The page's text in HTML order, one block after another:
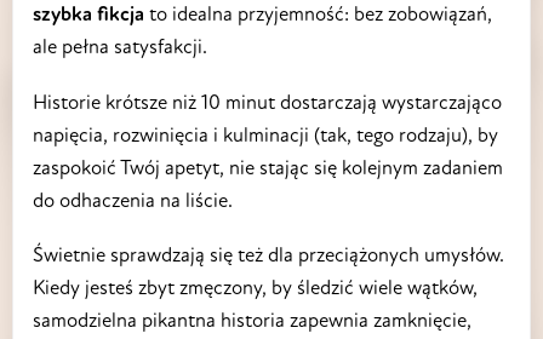
szybka fikcja to idealna przyjemność: bez zobowiązań,
ale pełna satysfakcji.
Historie krótsze niż 10 minut dostarczają wystarczająco
napięcia, rozwinięcia i kulminacji (tak, tego rodzaju), by
zaspokoić Twój apetyt, nie stając się kolejnym zadaniem
do odhaczenia na liście.
Świetnie sprawdzają się też dla przeciążonych umysłów.
Kiedy jesteś zbyt zmęczony, by śledzić wiele wątków,
samodzielna pikantna historia zapewnia zamknięcie,